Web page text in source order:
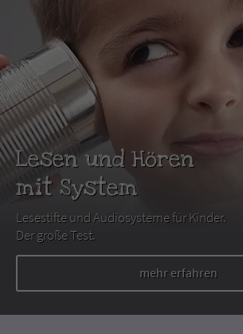
Lesen und Hören
mit System
Lesestifte und Audiosysteme für Kinder.
Der große Test.
mehr erfahren